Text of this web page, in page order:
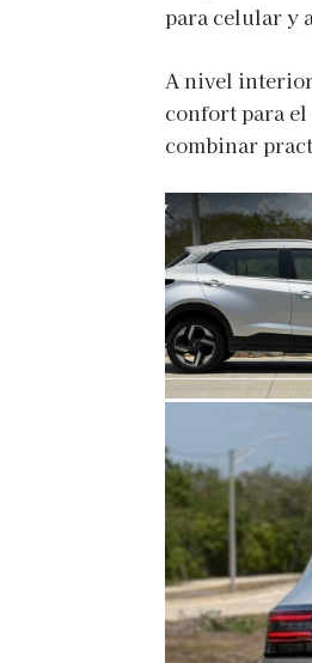
para celular y
A nivel
confort para el
combinar